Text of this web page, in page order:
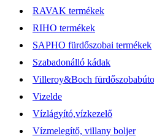
RAVAK termékek
RIHO termékek
SAPHO fürdőszobai termékek
Szabadonálló kádak
Villeroy&Boch
Vizelde
Vízlágyító,vízkezelő
Vízmelegítő, villany boljer